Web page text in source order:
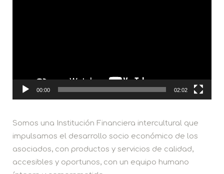
00:00 02:02
Somos una Institución Financiera intercultural que
impulsamos el desarrollo socio económico de los
asociados, con productos y servicios de calidad,
accesibles y oportunos, con un equipo humano